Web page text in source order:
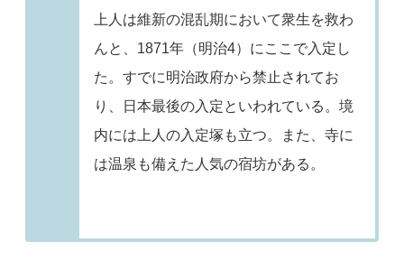
上人は維新の混乱期において衆生を救わ
んと、1871年（明治4）にここで入定し
た。すでに明治政府から禁止されてお
り、日本最後の入定といわれている。境
内には上人の入定塚も立つ。また、寺に
は温泉も備えた人気の宿坊がある。